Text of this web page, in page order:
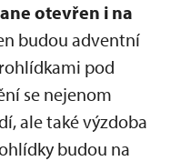
otevřen i na
budou adventní
pod
se nejenom
ale také výzdoba
budou na